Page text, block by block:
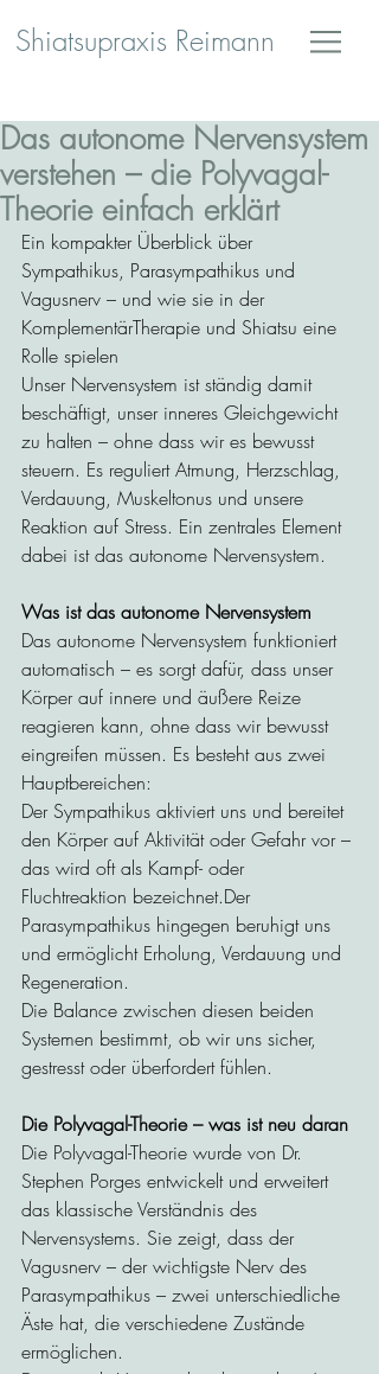
Shiatsupraxis Reimann
Das autonome Nervensystem
verstehen – die Polyvagal-
Theorie einfach erklärt
Ein kompakter Überblick über
Sympathikus, Parasympathikus und
Vagusnerv – und wie sie in der
KomplementärTherapie und Shiatsu eine
Rolle spielen
Unser Nervensystem ist ständig damit
beschäftigt, unser inneres Gleichgewicht
zu halten – ohne dass wir es bewusst
steuern. Es reguliert Atmung, Herzschlag,
Verdauung, Muskeltonus und unsere
Reaktion auf Stress. Ein zentrales Element
dabei ist das autonome Nervensystem.
Was ist das autonome Nervensystem
Das autonome Nervensystem funktioniert
automatisch – es sorgt dafür, dass unser
Körper auf innere und äußere Reize
reagieren kann, ohne dass wir bewusst
eingreifen müssen. Es besteht aus zwei
Hauptbereichen:
Der Sympathikus aktiviert uns und bereitet
den Körper auf Aktivität oder Gefahr vor –
das wird oft als Kampf- oder
Fluchtreaktion bezeichnet.Der
Parasympathikus hingegen beruhigt uns
und ermöglicht Erholung, Verdauung und
Regeneration.
Die Balance zwischen diesen beiden
Systemen bestimmt, ob wir uns sicher,
gestresst oder überfordert fühlen.
Die Polyvagal-Theorie – was ist neu daran
Die Polyvagal-Theorie wurde von Dr.
Stephen Porges entwickelt und erweitert
das klassische Verständnis des
Nervensystems. Sie zeigt, dass der
Vagusnerv – der wichtigste Nerv des
Parasympathikus – zwei unterschiedliche
Äste hat, die verschiedene Zustände
ermöglichen.